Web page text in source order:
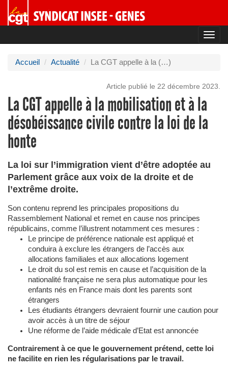
Accueil Actualité La CGT appelle à la (…)
Article publié le 22 décembre 2023.
La CGT appelle à la mobilisation et à la
désobéissance civile contre la loi de la
honte
La loi sur l’immigration vient d’être adoptée au
Parlement grâce aux voix de la droite et de
l’extrême droite.
Son contenu reprend les principales propositions du
Rassemblement National et remet en cause nos principes
républicains, comme l’illustrent notamment ces mesures :
Le principe de préférence nationale est appliqué et
conduira à exclure les étrangers de l’accès aux
allocations familiales et aux allocations logement
Le droit du sol est remis en cause et l’acquisition de la
nationalité française ne sera plus automatique pour les
enfants nés en France mais dont les parents sont
étrangers
Les étudiants étrangers devraient fournir une caution pour
avoir accès à un titre de séjour
Une réforme de l’aide médicale d’Etat est annoncée
Contrairement à ce que le gouvernement prétend, cette loi
ne facilite en rien les régularisations par le travail.